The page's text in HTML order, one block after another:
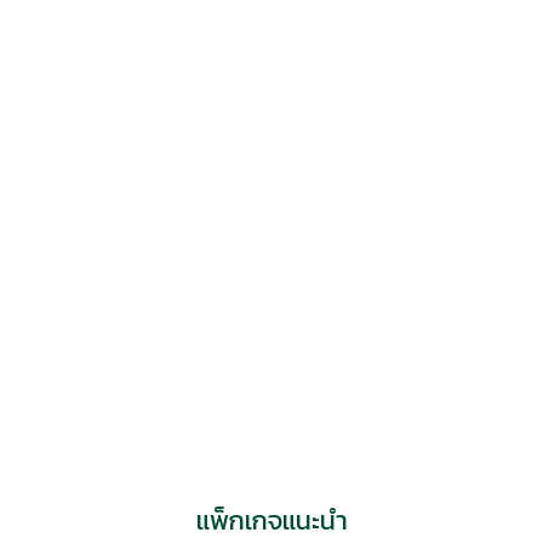
แพ็กเกจแนะนำ